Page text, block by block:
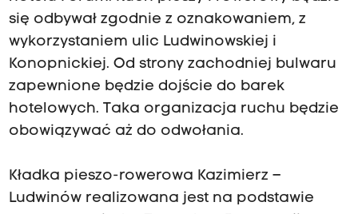
się odbywał zgodnie z oznakowaniem, z
wykorzystaniem ulic Ludwinowskiej i
Konopnickiej. Od strony zachodniej bulwaru
zapewnione będzie dojście do barek
hotelowych. Taka organizacja ruchu będzie
obowiązywać aż do odwołania.
Kładka pieszo-rowerowa Kazimierz –
Ludwinów realizowana jest na podstawie